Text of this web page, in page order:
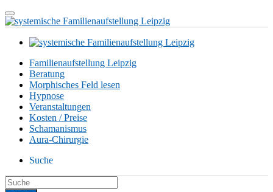
Familienaufstellung Leipzig
Beratung
Morphisches Feld lesen
Hypnose
Veranstaltungen
Kosten / Preise
Schamanismus
Aura-Chirurgie
Suche